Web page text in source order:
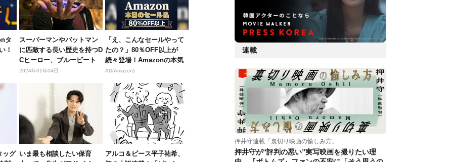
タ
！
スーパーマンやバットマン
に匹敵する長い歴史を持つD
Cヒーロー、ブルービート
ルって...
2024年01年04日
「え、こんなセールやって
たの？」80％OFF以上が
続々登場！Amazonの本気
が...
AD(Amazon)
ッグ いま最も相談したい保育
アルコ＆ピース平子祐希、
連載
押井守連載「裏切り映画の愉しみ方」
押井守が“評判の悪い”実写映画を撮りたい理